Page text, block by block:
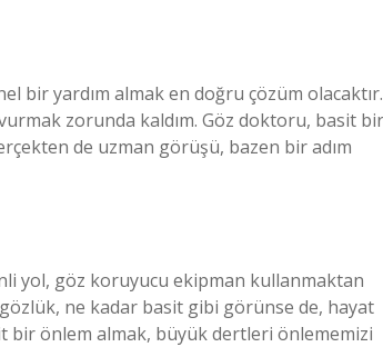
bir yardım almak en doğru çözüm olacaktır.
zorunda kaldım. Göz doktoru, basit bir
de uzman görüşü, bazen bir adım
yol, göz koruyucu ekipman kullanmaktan
ne kadar basit gibi görünse de, hayat
bir önlem almak, büyük dertleri önlememizi